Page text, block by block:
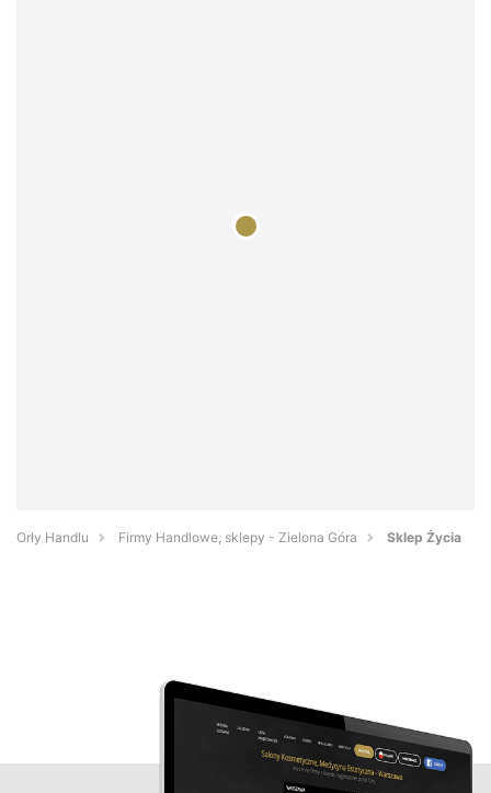
Orły Handlu Firmy Handlowe, sklepy - Zielona Góra Sklep Życia